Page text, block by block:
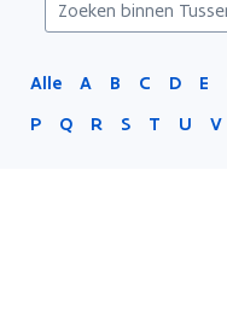
Alle A B C D E
P
Q R S T U V